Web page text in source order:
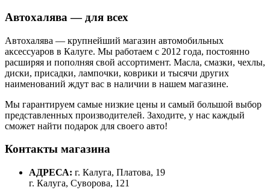
Автохалява — для всех
Автохалява — крупнейший магазин автомобильных
аксессуаров в Калуге. Мы работаем с 2012 года, постоянно
расширяя и пополняя свой ассортимент. Масла, смазки, чехлы,
диски, присадки, лампочки, коврики и тысячи других
наименований ждут вас в наличии в нашем магазине.
Мы гарантируем самые низкие цены и самый большой выбор
представленных производителей. Заходите, у нас каждый
сможет найти подарок для своего авто!
Контакты магазина
АДРЕСА: г. Калуга, Платова, 19
г. Калуга, Суворова, 121